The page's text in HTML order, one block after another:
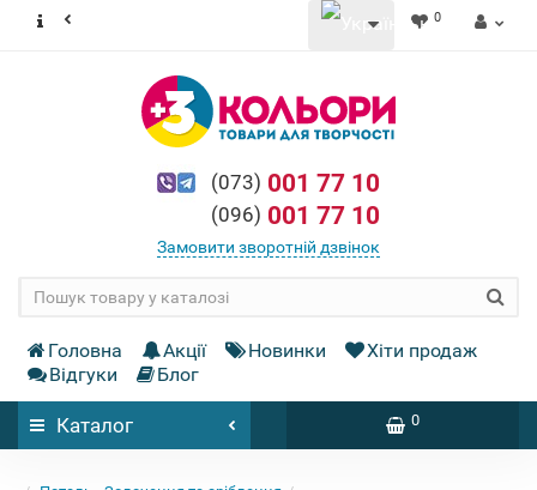
0
(073) 001 77 10
(096) 001 77 10
Замовити зворотній дзвінок
Головна Акції Новинки
Хіти продаж
Відгуки
Блог
Каталог 0